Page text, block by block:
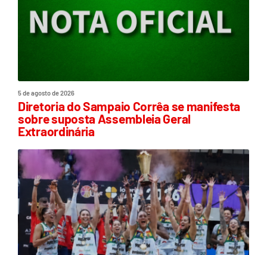
5 de agosto de 2026
Diretoria do Sampaio Corrêa se manifesta
sobre suposta Assembleia Geral
Extraordinária